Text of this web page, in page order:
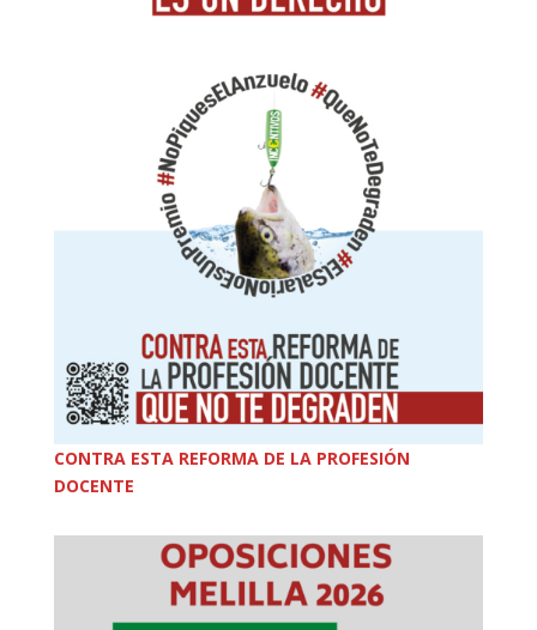
CONTRA ESTA REFORMA DE LA PROFESIÓN
DOCENTE